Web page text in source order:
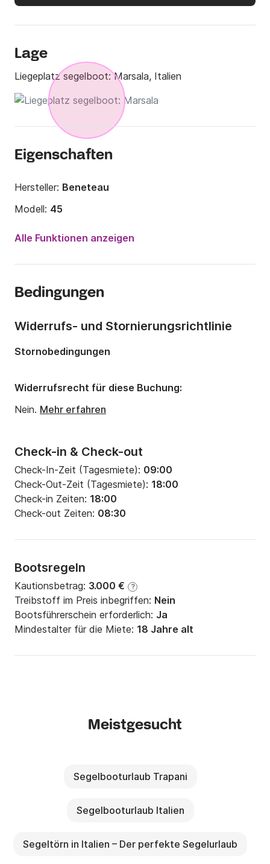
Lage
Liegeplatz segelboot:Marsala, Italien
Eigenschaften
Hersteller: Beneteau
Modell: 45
2018
Anzahl Schlafplätze:
Tiefgang:2.15m
Motorleistung:57PS
Alle Funktionen anzeigen
Bedingungen
Check-in & Check-out
Check-In-Zeit (Tagesmiete): 09:00
Check-Out-Zeit (Tagesmiete): 18:00
Check-in Zeiten: 18:00
Check-out Zeiten: 08:30
Bootsregeln
Kautionsbetrag: 3.000 € ?
Treibstoff im Preis inbegriffen: Nein
Bootsführerschein erforderlich: Ja
Mindestalter für die Miete: 18 Jahre alt
Widerrufs- und Stornierungsrichtlinie
Stornobedingungen
Widerrufsrecht für diese Buchung:
Nein. Mehr erfahren
Meistgesucht
Segelbooturlaub Trapani
Segelbooturlaub Italien
Segeltörn in Italien – Der perfekte Segelurlaub